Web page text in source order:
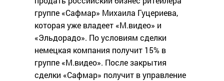
группе «Сафмар» Михаила Гуцериева,
которая уже владеет «М.видео» и
«Эльдорадо». По условиям сделки
немецкая компания получит 15% в
группе «М.видео». После закрытия
сделки «Сафмар» получит в управление